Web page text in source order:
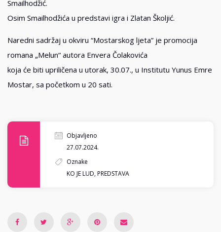
Smailhodžić.
Osim Smailhodžića u predstavi igra i Zlatan Školjić.
Naredni sadržaj u okviru “Mostarskog ljeta” je promocija
romana „Melun“ autora Envera Čolakovića
koja će biti upriličena u utorak, 30.07., u Institutu Yunus Emre
Mostar, sa početkom u 20 sati.
Objavljeno
27.07.2024.
Oznake
KO JE LUD,PREDSTAVA